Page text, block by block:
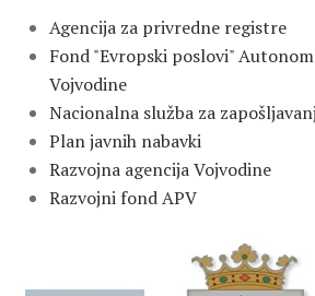
Agencija za privredne registre
Fond "Evropski poslovi"
Vojvodine
Nacionalna služba za
Plan javnih nabavki
Razvojna agencija Vojvodine
Razvojni fond APV